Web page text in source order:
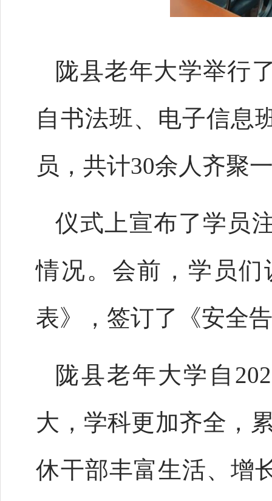
陇县老年大学举行
自书法班、电子信息
员，共计30余人齐聚
仪式上宣布了学员
情况。会前，学员
表》，签订了《安全
陇县老年大学自
大，学科更加齐全，
休干部丰富生活、增